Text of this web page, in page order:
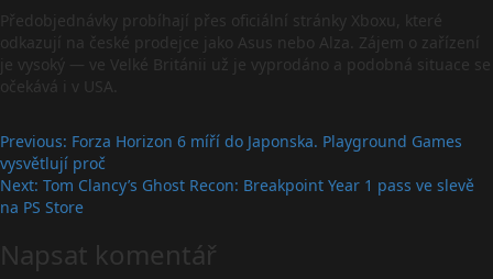
Předobjednávky probíhají přes oficiální stránky Xboxu, které
odkazují na české prodejce jako Asus nebo Alza. Zájem o zařízení
je vysoký — ve Velké Británii už je vyprodáno a podobná situace se
očekává i v USA.
Post
navigation
Previous: Forza Horizon 6 míří do Japonska. Playground Games
vysvětlují proč
Next: Tom Clancy’s Ghost Recon: Breakpoint Year 1 pass ve slevě
na PS Store
Napsat komentář